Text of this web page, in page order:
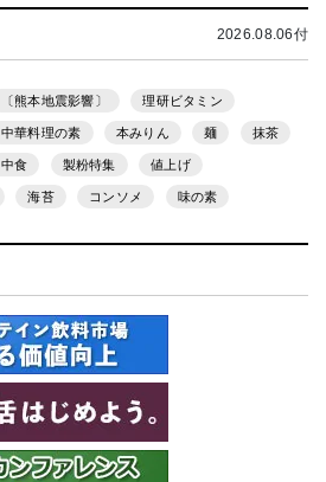
2026.08.06付
〔熊本地震影響〕 理研ビタミン
中華料理の素 本みりん 麺 抹茶
中食 製粉特集 値上げ
海苔 コンソメ 味の素